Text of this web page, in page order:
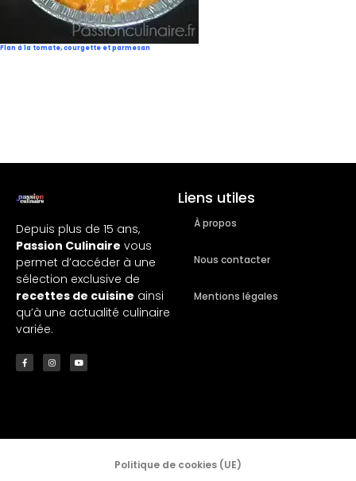
Flan à la tomate, courgette et parmesan
Depuis plus de 15 ans,
Passion Culinaire vous
permet d’accéder à une
sélection exclusive de
recettes de cuisine ainsi
qu’à une actualité culinaire
variée.
Liens utiles
À propos
Nous contacter
Mentions légales
Politique de cookies (UE)